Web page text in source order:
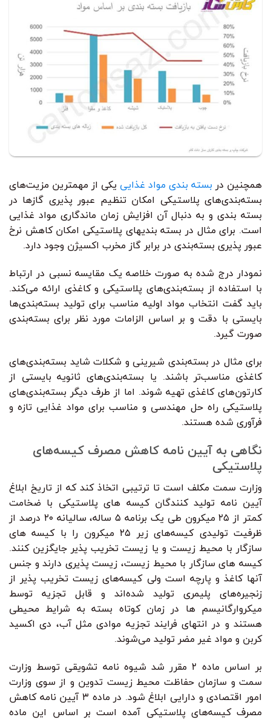
همچنین در بسته بندی مواد غذایی یکی از مهمترین مزیت‌های
بسته‌بندی‌های پلاستیکی امکان تنظیم عبور پذیری گازها در
بسته بندی و به دنبال آن افزایش زمان ماندگاری مواد غذایی
است. برای مثال در بسته بندیهای پلاستیکی امکان کاهش نرخ
عبور پذیری بسته‌بندی در برابر گاز مخرب اکسیژن وجود دارد.
نمودار درج شده به صورت خلاصه یک مقایسه نسبی در ارتباط
با استفاده از بسته‌بندی‌های پلاستیکی و کاغذی ارائه می‌کند.
باید گفت انتخاب مواد اولیه مناسب برای تولید بسته‌بندی‌ها
بایستی با دقت و بر اساس الزامات مورد نظر برای بسته‌بندی
صورت گیرد.
برای مثال در بسته‌بندی شیرینی و شکلات شاید بسته‌بندی‌های
کاغذی مناسب‌تر باشند. یا بسته‌بندی‌های ثانویه بایستی از
کارتون‌های کاغذی تهیه شوند. اما از طرف دیگر بسته‌بندی‌های
پلاستیکی راه حل مهندسی و مناسب برای مواد غذایی تازه و
فرآوری شده هستند.
نگاهی به آیین نامه کاهش مصرف کیسه‌های
پلاستیکی
وزارت سمت مکلف است تا ترتیبی اتخاذ کند که از تاریخ ابلاغ
آیین نامه تولید کنندگان کیسه های پلاستیکی با ضخامت
کمتر از ۲۵ میکرون طی یک برنامه ۵ ساله، سالیانه ۲۰ درصد از
ظرفیت تولیدی کیسه‌های زیر ۲۵ میکرون را با کیسه های
سازگار با محیط زیست و یا زیست تخریب پذیر جایگزین کنند.
کیسه های سازگار با محیط زیست، زیست پذیری دارند و جنس
آنها کاغذ و پارچه است ولی کیسه‌های زیست تخریب پذیر از
زنجیره‌های پلیمری تولید شده‌اند و قابل تجزیه توسط
میکروارگانیسم ها در زمان کوتاه بسته به شرایط محیطی
هستند و در انتهای فرایند تجزیه موادی مثل آب، دی اکسید
کربن و مواد غیر مضر تولید می‌شوند.
بر اساس ماده ۲ مقرر شد شیوه نامه تشویقی توسط وزارت
سمت و سازمان حفاظت محیط زیست تدوین و از سوی وزارت
امور اقتصادی و دارایی ابلاغ شود. در ماده ۳ آیین نامه کاهش
مصرف کیسه‌های پلاستیکی آمده است بر اساس این ماده